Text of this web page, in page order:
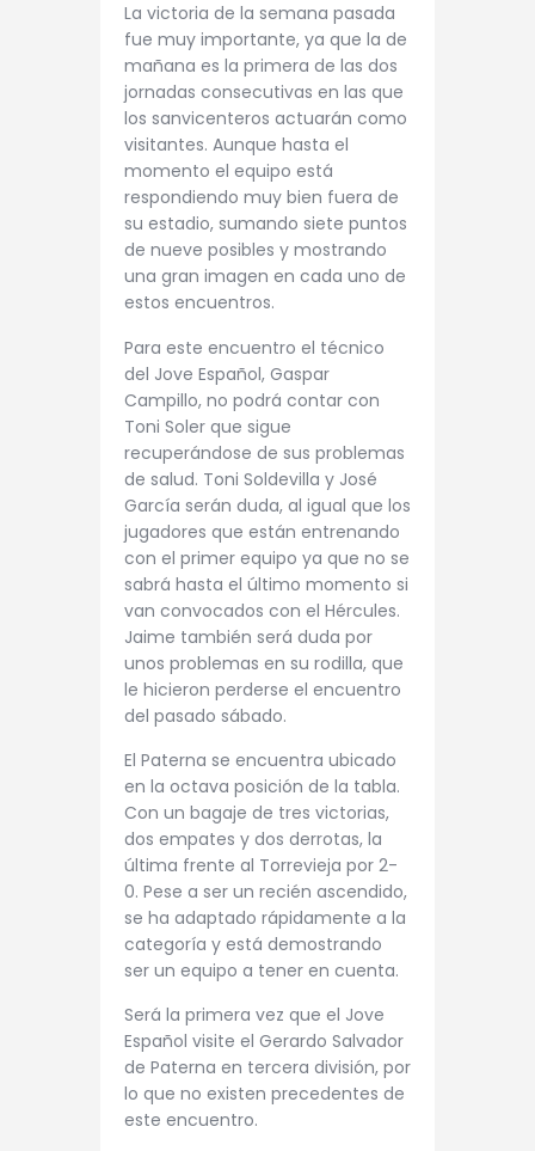
La victoria de la semana pasada
fue muy importante, ya que la de
mañana es la primera de las dos
jornadas consecutivas en las que
los sanvicenteros actuarán como
visitantes. Aunque hasta el
momento el equipo está
respondiendo muy bien fuera de
su estadio, sumando siete puntos
de nueve posibles y mostrando
una gran imagen en cada uno de
estos encuentros.
Para este encuentro el técnico
del Jove Español, Gaspar
Campillo, no podrá contar con
Toni Soler que sigue
recuperándose de sus problemas
de salud. Toni Soldevilla y José
García serán duda, al igual que los
jugadores que están entrenando
con el primer equipo ya que no se
sabrá hasta el último momento si
van convocados con el Hércules.
Jaime también será duda por
unos problemas en su rodilla, que
le hicieron perderse el encuentro
del pasado sábado.
El Paterna se encuentra ubicado
en la octava posición de la tabla.
Con un bagaje de tres victorias,
dos empates y dos derrotas, la
última frente al Torrevieja por 2-
0. Pese a ser un recién ascendido,
se ha adaptado rápidamente a la
categoría y está demostrando
ser un equipo a tener en cuenta.
Será la primera vez que el Jove
Español visite el Gerardo Salvador
de Paterna en tercera división, por
lo que no existen precedentes de
este encuentro.